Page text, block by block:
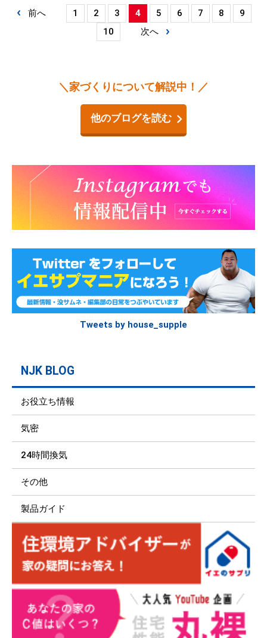
前へ 1 2 3 4 5 6 7 8
9
10
次へ
＼家づくりについて解説中！／
他のブログを読む
Tweets by house_supple
NJK BLOG
お役立ち情報
気密
24時間換気
その他
製品ガイド